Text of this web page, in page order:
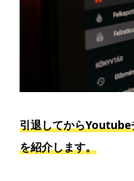
引退してからYoutube
を紹介します。